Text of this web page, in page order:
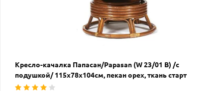
Кресло-качалка Папасан/Papasan (W 23/01 B) /с
подушкой/ 115х78х104см, пекан орех, ткань старт